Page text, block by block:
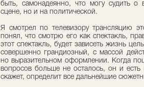
быть, самонадеянно, что могу судить о
сцене, но и на политической.
Я смотрел по телевизору трансляцию
понял, что смотрю его как спектакль,
этот спектакль, будет зависеть жизнь
совершенно грандиозный, с массой
но выразительном оформлении. Когда
вопросов больше не осталось, он и
скажет, определит все дальнейшие